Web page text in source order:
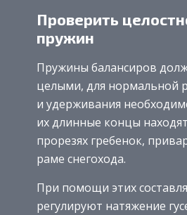
Проверить
пружин
Пружины балансиров
целыми, для нормальной
и удерживания
их длинные концы
прорезях гребенок,
раме снегохода.
При помощи этих
регулируют натяжение